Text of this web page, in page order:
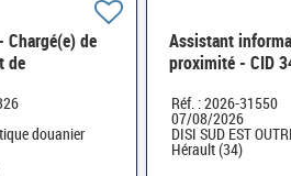
Chargé(e) de
de
douanier
Assistant
proximité - CID
Réf. : 2026-31550
07/08/2026
DISI SUD EST
Hérault (34)